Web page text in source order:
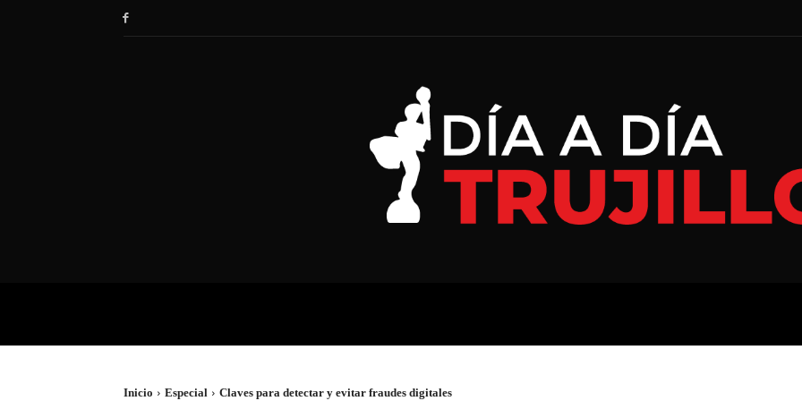
Inicio Especial Claves para detectar y evitar fraudes digitales